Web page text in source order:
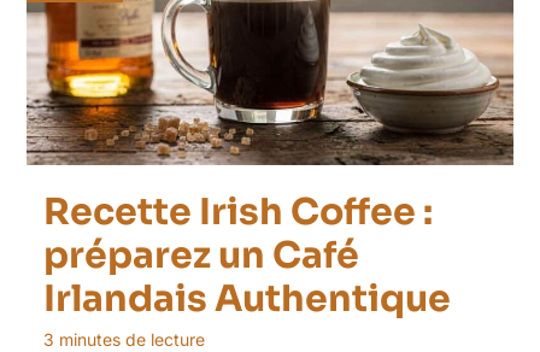
Recette Irish Coffee :
préparez un Café
Irlandais Authentique
3 minutes de lecture